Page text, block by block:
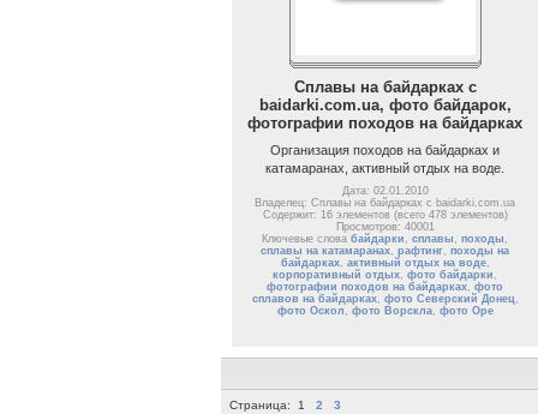
Сплавы на байдарках с
baidarki.com.ua, фото байдарок,
фотографии походов на байдарках
Организация походов на байдарках и
катамаранах, активный отдых на воде.
Дата: 02.01.2010
Владелец: Сплавы на байдарках с baidarki.com.ua
Содержит: 16 элементов (всего 478 элементов)
Просмотров: 40001
Ключевые слова байдарки , сплавы , походы ,
сплавы на катамаранах, рафтинг, походы на
байдарках, активный отдых на воде,
корпоративный отдых, фото байдарки ,
фотографии походов на байдарках, фото
сплавов на байдарках, фото Северский Донец,
фото Оскол , фото Ворскла, фото Оре
Страница: 1 2 3